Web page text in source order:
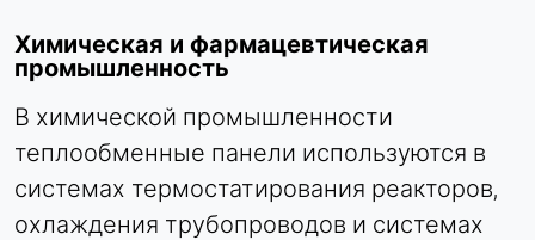
Химическая и фармацевтическая
промышленность
В химической промышленности
теплообменные панели используются в
системах термостатирования реакторов,
охлаждения трубопроводов и системах